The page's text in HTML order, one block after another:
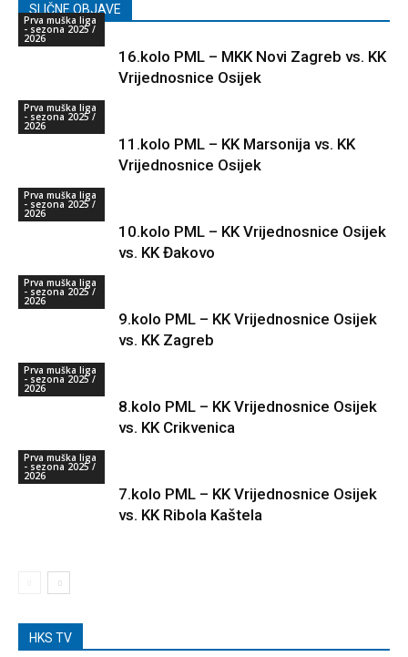
SLIČNE OBJAVE
Prva muška liga
- sezona 2025 /
2026
16.kolo PML – MKK Novi Zagreb vs. KK
Vrijednosnice Osijek
Prva muška liga
- sezona 2025 /
2026
11.kolo PML – KK Marsonija vs. KK
Vrijednosnice Osijek
Prva muška liga
- sezona 2025 /
2026
10.kolo PML – KK Vrijednosnice Osijek
vs. KK Đakovo
Prva muška liga
- sezona 2025 /
2026
9.kolo PML – KK Vrijednosnice Osijek
vs. KK Zagreb
Prva muška liga
- sezona 2025 /
2026
8.kolo PML – KK Vrijednosnice Osijek
vs. KK Crikvenica
Prva muška liga
- sezona 2025 /
2026
7.kolo PML – KK Vrijednosnice Osijek
vs. KK Ribola Kaštela
HKS TV